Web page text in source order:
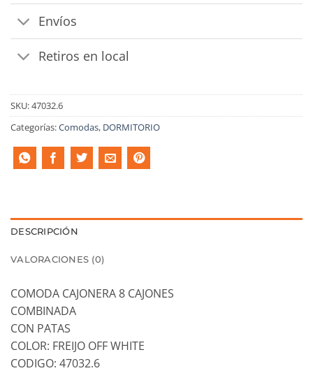
Envíos
Retiros en local
SKU:47032.6
Categorías:Comodas, DORMITORIO
DESCRIPCIÓN
VALORACIONES (0)
COMODA CAJONERA 8 CAJONES
COMBINADA
CON PATAS
COLOR: FREIJO OFF WHITE
CODIGO: 47032.6